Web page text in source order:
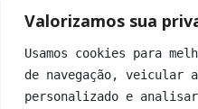
Valorizamos sua
Usamos cookies para
de navegação, veicular
personalizado e
Busca
Busca